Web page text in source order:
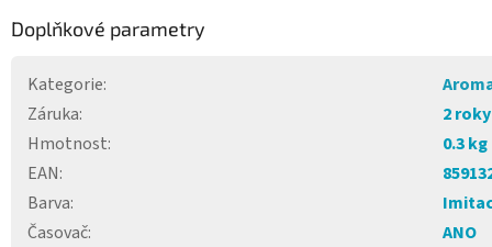
Doplňkové parametry
Kategorie:
Záruka:
2 roky
Hmotnost:
0.3 kg
EAN:
Barva:
Časovač:
ANO